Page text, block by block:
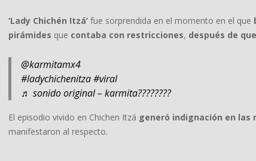
‘Lady Chichén Itzá’ fue sorprendida en el momento en el que
pirámides que contaba con restricciones, después de
@karmitamx4
#ladychichenitza#viral
♬ sonido original – karmita????????
El episodio vivido en Chichen Itzá generó indignación en las
manifestaron al respecto.